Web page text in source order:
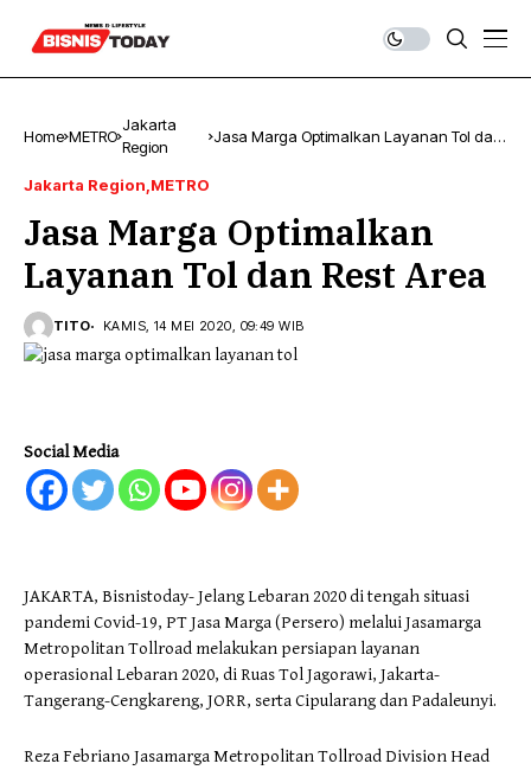
Home METRO
Jakarta
Region
Jasa Marga Optimalkan Layanan Tol dan
Jakarta Region METRO
Jasa Marga Optimalkan
Layanan Tol dan Rest Area
TITO KAMIS, 14 MEI 2020, 09:49 WIB
Social Media
JAKARTA, Bisnistoday- Jelang Lebaran 2020 di tengah situasi
pandemi Covid-19, PT Jasa Marga (Persero) melalui Jasamarga
Metropolitan Tollroad melakukan persiapan layanan
operasional Lebaran 2020, di Ruas Tol Jagorawi, Jakarta-
Tangerang-Cengkareng, JORR, serta Cipularang dan Padaleunyi.
Reza Febriano Jasamarga Metropolitan Tollroad Division Head